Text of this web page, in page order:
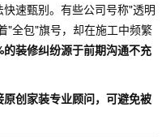
速甄别。有些公司号称"透明
"全包"旗号，却在施工中频繁
的装修纠纷源于前期沟通不充
创家装专业顾问，可避免被